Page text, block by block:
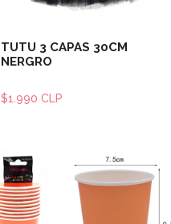
TUTU 3 CAPAS 30CM
NERGRO
$1.990 CLP